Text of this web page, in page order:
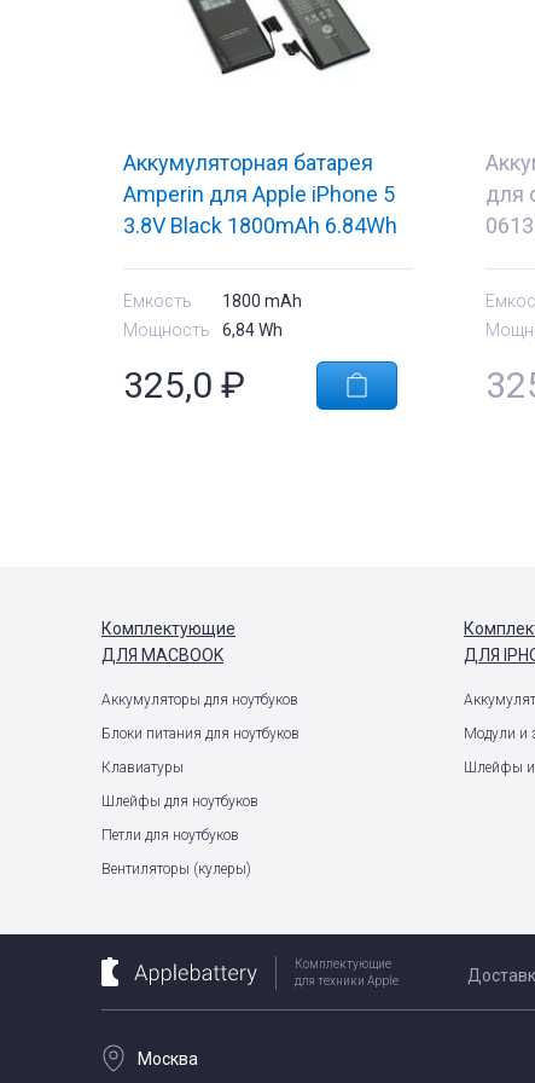
Аккумуляторная батарея
Amperin для Apple iPhone 5
3.8V Black 1800mAh 6.84Wh
Емкость
1800 mAh
Мощность
6,84 Wh
325,0 ₽
для
Комплектующие
ДЛЯ MACBOOK
Аккумуляторы для ноутбуков
Блоки питания для ноутбуков
Клавиатуры
Шлейфы для ноутбуков
Петли для ноутбуков
Вентиляторы (кулеры)
ДЛЯ
Модули и
Шлейфы и
Комплектующие
для техники Apple
Москва